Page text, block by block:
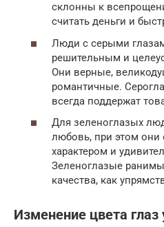
склонны к
считать деньги и
Люди с серыми
решительным и
Они верные,
романтичные.
всегда поддержат
Для зеленоглазых
любовь, при этом
характером и
Зеленоглазые
качества, как
Изменение цвета